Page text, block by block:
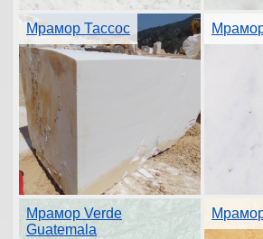
Мрамор Тассос
Мрамор Verde
Guatemala